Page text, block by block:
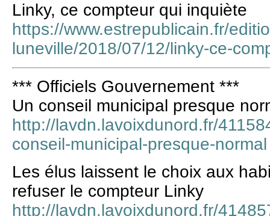
Linky, ce compteur qui inquiète
https://www.estrepublicain.fr/
luneville/2018/07/12/linky-ce-
*** Officiels Gouvernement ***
Un conseil municipal presque
http://lavdn.lavoixdunord.fr/
conseil-municipal-presque-normal
Les élus laissent le choix aux
refuser le compteur Linky
http://lavdn.lavoixdunord.fr/